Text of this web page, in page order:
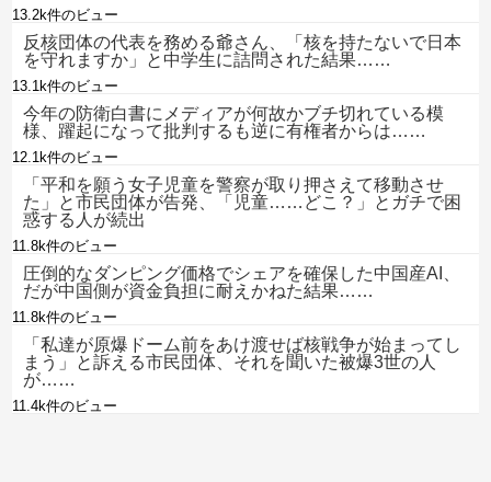
13.2k件のビュー
反核団体の代表を務める爺さん、「核を持たないで日本
を守れますか」と中学生に詰問された結果……
13.1k件のビュー
今年の防衛白書にメディアが何故かブチ切れている模
様、躍起になって批判するも逆に有権者からは……
12.1k件のビュー
「平和を願う女子児童を警察が取り押さえて移動させ
た」と市民団体が告発、「児童……どこ？」とガチで困
惑する人が続出
11.8k件のビュー
圧倒的なダンピング価格でシェアを確保した中国産AI、
だが中国側が資金負担に耐えかねた結果……
11.8k件のビュー
「私達が原爆ドーム前をあけ渡せば核戦争が始まってし
まう」と訴える市民団体、それを聞いた被爆3世の人
が……
11.4k件のビュー